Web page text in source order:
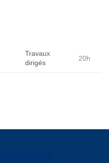
Travaux
dirigés
20h